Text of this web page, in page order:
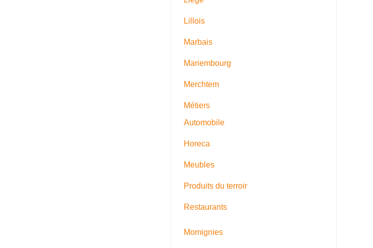
Lillois
Marbais
Mariembourg
Merchtem
Métiers
Automobile
Horeca
Meubles
Produits du terroir
Restaurants
Momignies